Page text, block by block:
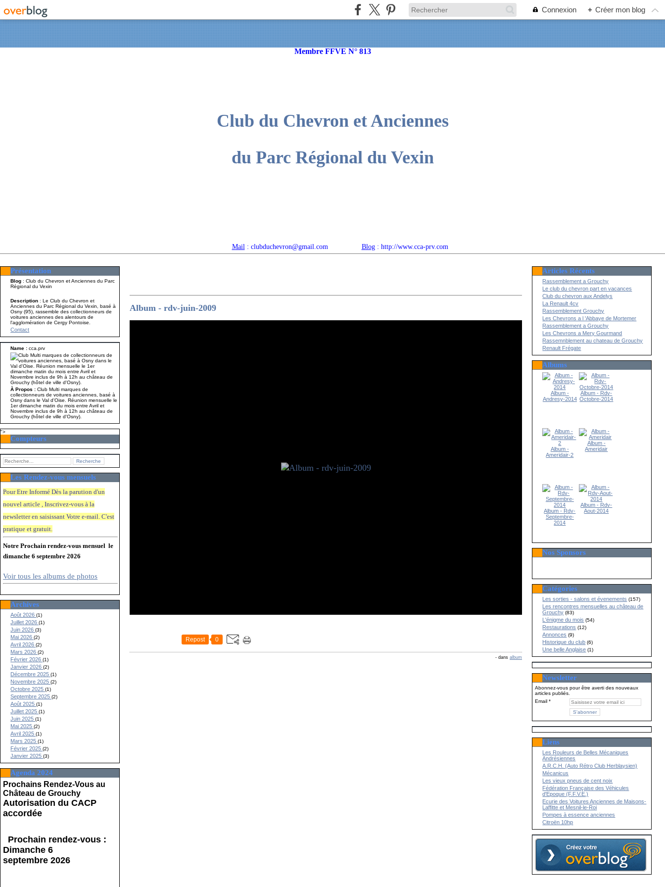
Connexion + Créer mon blog
Membre FFVE N° 813
Club du Chevron et Anciennes
du Parc Régional du Vexin
Mail : clubduchevron@gmail.com Blog: http://www.cca-prv.com
Présentation
Blog : Club du Chevron et Anciennes du Parc
Régional du Vexin
Description: Le Club du Chevron et
Anciennes du Parc Régional du Vexin, basé à
Osny (95), rassemble des collectionneurs de
voitures anciennes des alentours de
l'agglomération de Cergy Pontoise.
Contact
Name :cca.prv
À Propos :Club Multi marques de
collectionneurs de voitures anciennes, basé à
Osny dans le Val d'Oise. Réunion mensuelle le
1er dimanche matin du mois entre Avril et
Novembre inclus de 9h à 12h au château de
Grouchy (hôtel de ville d'Osny).
">
Compteurs
Les Rendez-vous mensuels
Pour Etre Informé Dès la parution d'un
nouvel article , Inscrivez-vous à la
newsletter en saisissant Votre e-mail. C'est
pratique et gratuit.
Notre Prochain rendez-vous mensuel le
dimanche 6 septembre 2026
Voir tous les albums de photos
Archives
Août 2026(1)
Juillet 2026(1)
Juin 2026(3)
Mai 2026(2)
Avril 2026(2)
Mars 2026(2)
Février 2026(1)
Janvier 2026(2)
Décembre 2025(1)
Novembre 2025(2)
Octobre 2025(1)
Septembre 2025(2)
Août 2025(1)
Juillet 2025(1)
Juin 2025(1)
Mai 2025(2)
Avril 2025(1)
Mars 2025(1)
Février 2025(2)
Janvier 2025(3)
Agenda 2024
Prochains Rendez-Vous au
Château de Grouchy
Autorisation du CACP
accordée
Prochain rendez-vous :
Dimanche 6
septembre 2026
Album - rdv-juin-2009
Repost 0
- dansalbum
Articles Récents
Rassemblement a Grouchy
Le club du chevron part en vacances
Club du chevron aux Andelys
La Renault 4cv
Rassemblement Grouchy
Les Chevrons a l 'Abbaye de Mortemer
Rassemblement a Grouchy
Les Chevrons a Mery Gourmand
Rassemnblement au chateau de Grouchy
Renault Frégate
Albums
Album -
Andresy-2014
Album - Rdv-
Octobre-2014
Album -
Ameridair-2
Album -
Ameridair
Album - Rdv-
Septembre-
2014
Album - Rdv-
Aout-2014
Nos Sponsors
Catégories
Les sorties - salons et évenements (157)
Les rencontres mensuelles au château de
Grouchy (83)
L'énigme du mois (54)
Restaurations (12)
Annonces (9)
Historique du club (6)
Une belle Anglaise (1)
Newsletter
Abonnez-vous pour être averti des nouveaux
articles publiés.
Email
Liens
Les Rouleurs de Belles Mécaniques
Andrésiennes
A.R.C.H. (Auto Rétro Club Herblaysien)
Mécanicus
Les vieux pneus de cent noix
Fédération Française des Véhicules
d'Epoque (F.F.V.E.)
Ecurie des Voitures Anciennes de Maisons-
Laffitte et Mesnil-le-Roi
Pompes à essence anciennes
Citroën 10hp